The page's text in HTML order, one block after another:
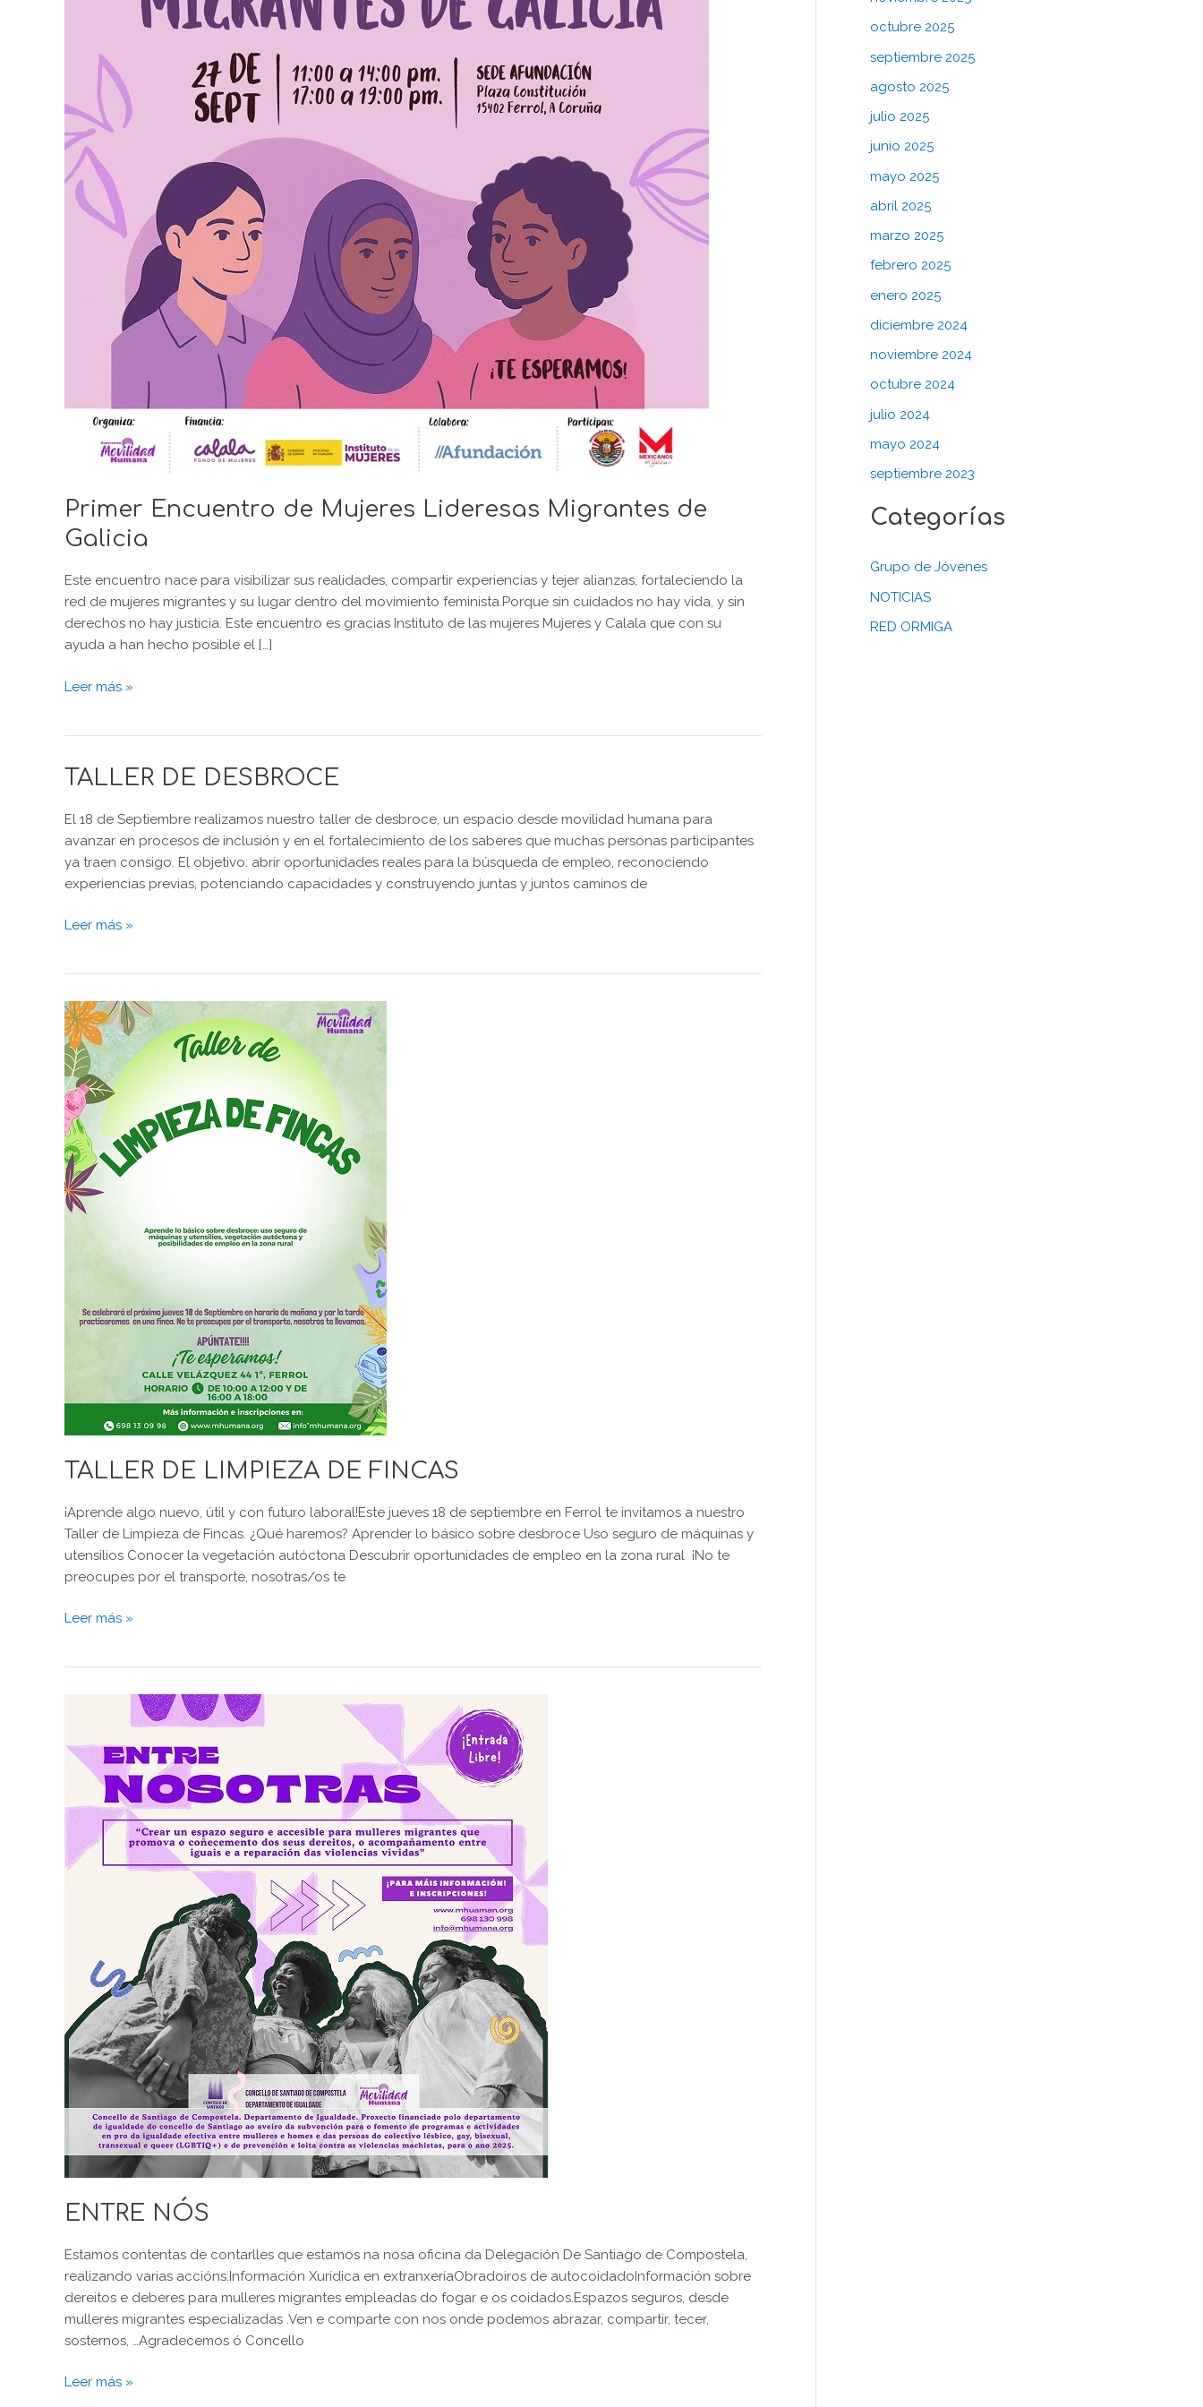
Primer Encuentro de Mujeres Lideresas Migrantes de
Galicia
Este encuentro nace para visibilizar sus realidades, compartir experiencias y tejer alianzas, fortaleciendo la
red de mujeres migrantes y su lugar dentro del movimiento feminista.Porque sin cuidados no hay vida, y sin
derechos no hay justicia. Este encuentro es gracias Instituto de las mujeres Mujeres y Calala que con su
ayuda a han hecho posible el […]
Leer más »
TALLER DE DESBROCE
El 18 de Septiembre realizamos nuestro taller de desbroce, un espacio desde movilidad humana para
avanzar en procesos de inclusión y en el fortalecimiento de los saberes que muchas personas participantes
ya traen consigo. El objetivo: abrir oportunidades reales para la búsqueda de empleo, reconociendo
experiencias previas, potenciando capacidades y construyendo juntas y juntos caminos de
TALLER
DESBROCE
Leer más »
TALLER DE LIMPIEZA DE FINCAS
¡Aprende algo nuevo, útil y con futuro laboral!Este jueves 18 de septiembre en Ferrol te invitamos a nuestro
Taller de Limpieza de Fincas. ¿Qué haremos? Aprender lo básico sobre desbroce Uso seguro de máquinas y
utensilios Conocer la vegetación autóctona Descubrir oportunidades de empleo en la zona rural ¡No te
preocupes por el transporte, nosotras/os te
TALLER
DE
LIMPIEZA
DE
FINCAS
Leer más »
ENTRE NÓS
Estamos contentas de contarlles que estamos na nosa oficina da Delegación De Santiago de Compostela,
realizando varias accións.Información Xurídica en extranxeríaObradoiros de autocoidadoInformación sobre
dereitos e deberes para mulleres migrantes empleadas do fogar e os coidados.Espazos seguros, desde
mulleres migrantes especializadas .Ven e comparte con nos onde podemos abrazar, compartir, tecer,
sosternos, …Agradecemos ó Concello
Leer más »
octubre 2025
septiembre 2025
agosto 2025
julio 2025
junio 2025
mayo 2025
abril 2025
marzo 2025
febrero 2025
enero 2025
diciembre 2024
noviembre 2024
octubre 2024
julio 2024
mayo 2024
septiembre 2023
Categorías
Grupo de Jóvenes
NOTICIAS
RED ORMIGA